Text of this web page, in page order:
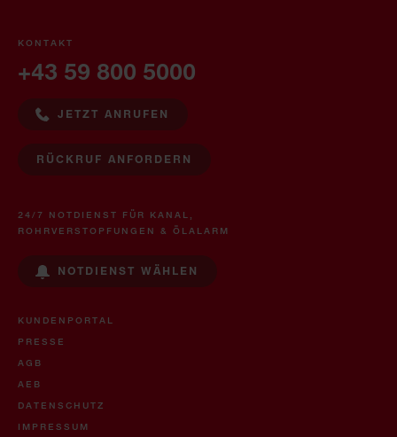
KONTAKT
+43 59 800 5000
JETZT ANRUFEN
RÜCKRUF ANFORDERN
24/7 NOTDIENST FÜR KANAL,
ROHRVERSTOPFUNGEN & ÖLALARM
NOTDIENST WÄHLEN
KUNDENPORTAL
PRESSE
AGB
AEB
DATENSCHUTZ
IMPRESSUM